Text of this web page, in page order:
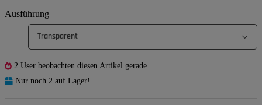
Ausführung
Transparent
2 User beobachten diesen Artikel gerade
Nur noch 2 auf Lager!